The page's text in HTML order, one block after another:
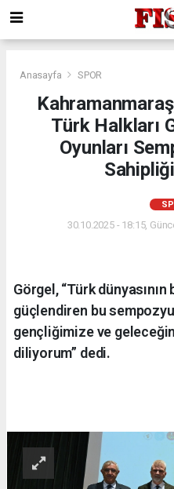
Anasayfa SPOR
Türk Halkları
Oyunları
30.10.2025 - 18:15,
Görgel, “Türk
güçlendiren bu
gençliğimize ve
diliyorum” dedi.